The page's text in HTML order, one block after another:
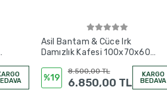
Asil Bantam & Cüce Irk
Damızlık Kafesi 100x70x60
%19
8.500,00 TL
6.850,00 TL
KARGO
BEDAVA